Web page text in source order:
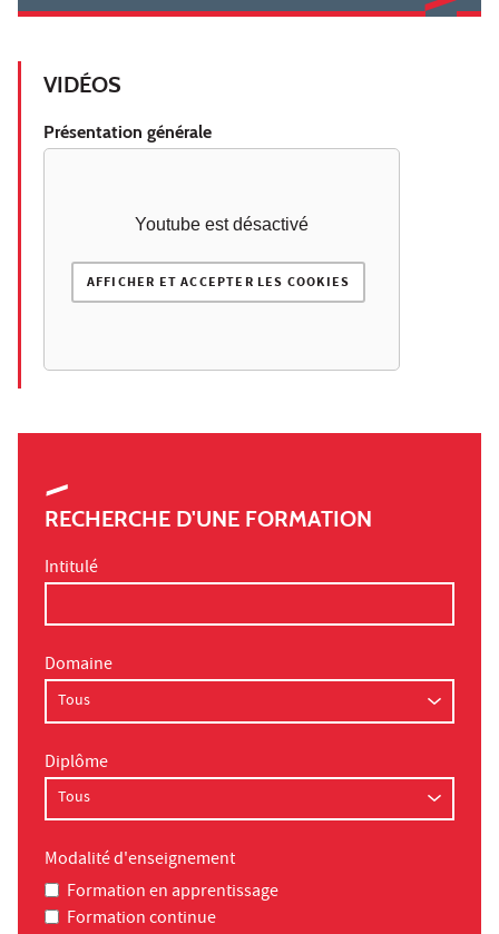
VIDÉOS
Présentation générale
Youtube est désactivé
AFFICHER ET ACCEPTER LES COOKIES
RECHERCHE D'UNE FORMATION
Intitulé
Domaine
Diplôme
Modalité d'enseignement
Formation en apprentissage
Formation continue